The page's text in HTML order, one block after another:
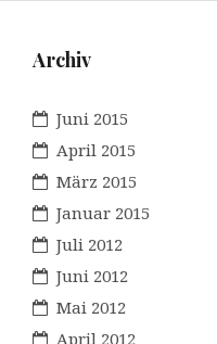
Archiv
Juni 2015
April 2015
März 2015
Januar 2015
Juli 2012
Juni 2012
Mai 2012
April 2012